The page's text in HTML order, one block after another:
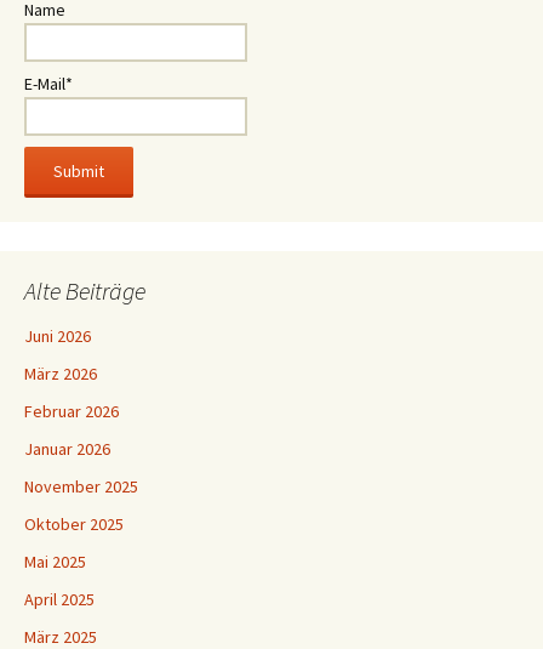
Name
E-Mail*
Alte Beiträge
Juni 2026
März 2026
Februar 2026
Januar 2026
November 2025
Oktober 2025
Mai 2025
April 2025
März 2025